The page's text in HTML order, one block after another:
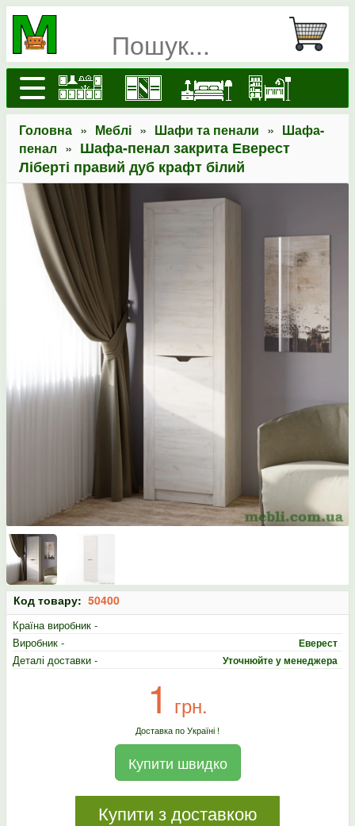
Головна » Меблі » Шафи та пенали » Шафа-
пенал » Шафа-пенал закрита Еверест
Ліберті правий дуб крафт білий
Код товару: 50400
Країна виробник -
Виробник -
Еверест
Деталі доставки - Уточнюйте у менеджера
1 грн.
Доставка по Україні !
Купити швидко
Купити з доставкою